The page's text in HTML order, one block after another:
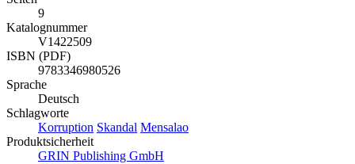
9
Katalognummer
V1422509
ISBN (PDF)
9783346980526
Sprache
Deutsch
Schlagworte
Korruption Skandal Mensalao
Produktsicherheit
GRIN Publishing GmbH